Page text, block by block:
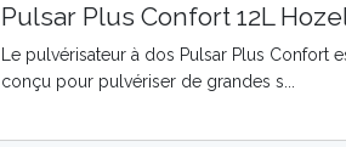
Pulsar Plus Confort 12L
Le pulvérisateur à dos Pulsar Plus Confort
conçu pour pulvériser de grandes s...